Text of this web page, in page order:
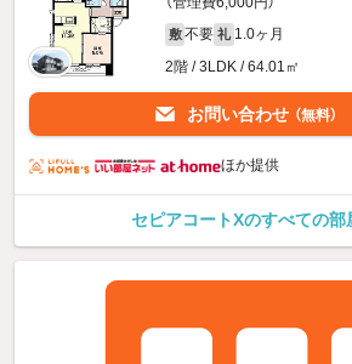
敷 不要 礼 1.0ヶ月
2階 / 3LDK / 64.01㎡
お問い合わせ （無料）
ほか提供
セピアコートXのすべての部